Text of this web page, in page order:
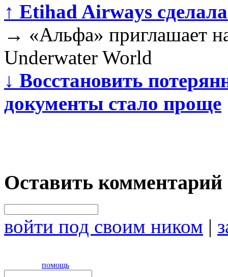
↑ Etihad Airways
→ «Альфа» приглашает
Underwater World
↓ Восстановить
документы стало проще
Оставить комментарий
войти под своим ником |
помощь